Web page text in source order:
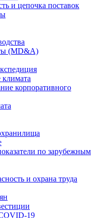
и цепочка поставок
(MD&A)
корпоративного
по зарубежным
и охрана труда